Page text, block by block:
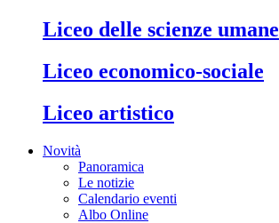
liceo delle scienze umane
liceo economico-sociale
liceo artistico
Novità
Panoramica
Le notizie
Calendario eventi
Albo Online